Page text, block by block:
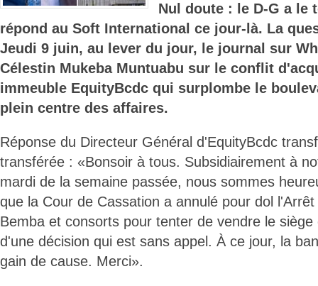
Nul doute : le D-G a le
répond au Soft International ce jour-là. La
Jeudi 9 juin, au lever du jour, le journal sur
Célestin Mukeba Muntuabu sur le conflit
immeuble EquityBcdc qui surplombe le
plein centre des affaires.
Réponse du Directeur Général d'EquityBcdc
transférée : «Bonsoir à tous. Subsidiairement à
mardi de la semaine passée, nous sommes
que la Cour de Cassation a annulé pour dol
Bemba et consorts pour tenter de vendre le
d'une décision qui est sans appel. À ce jour, la
gain de cause. Merci».